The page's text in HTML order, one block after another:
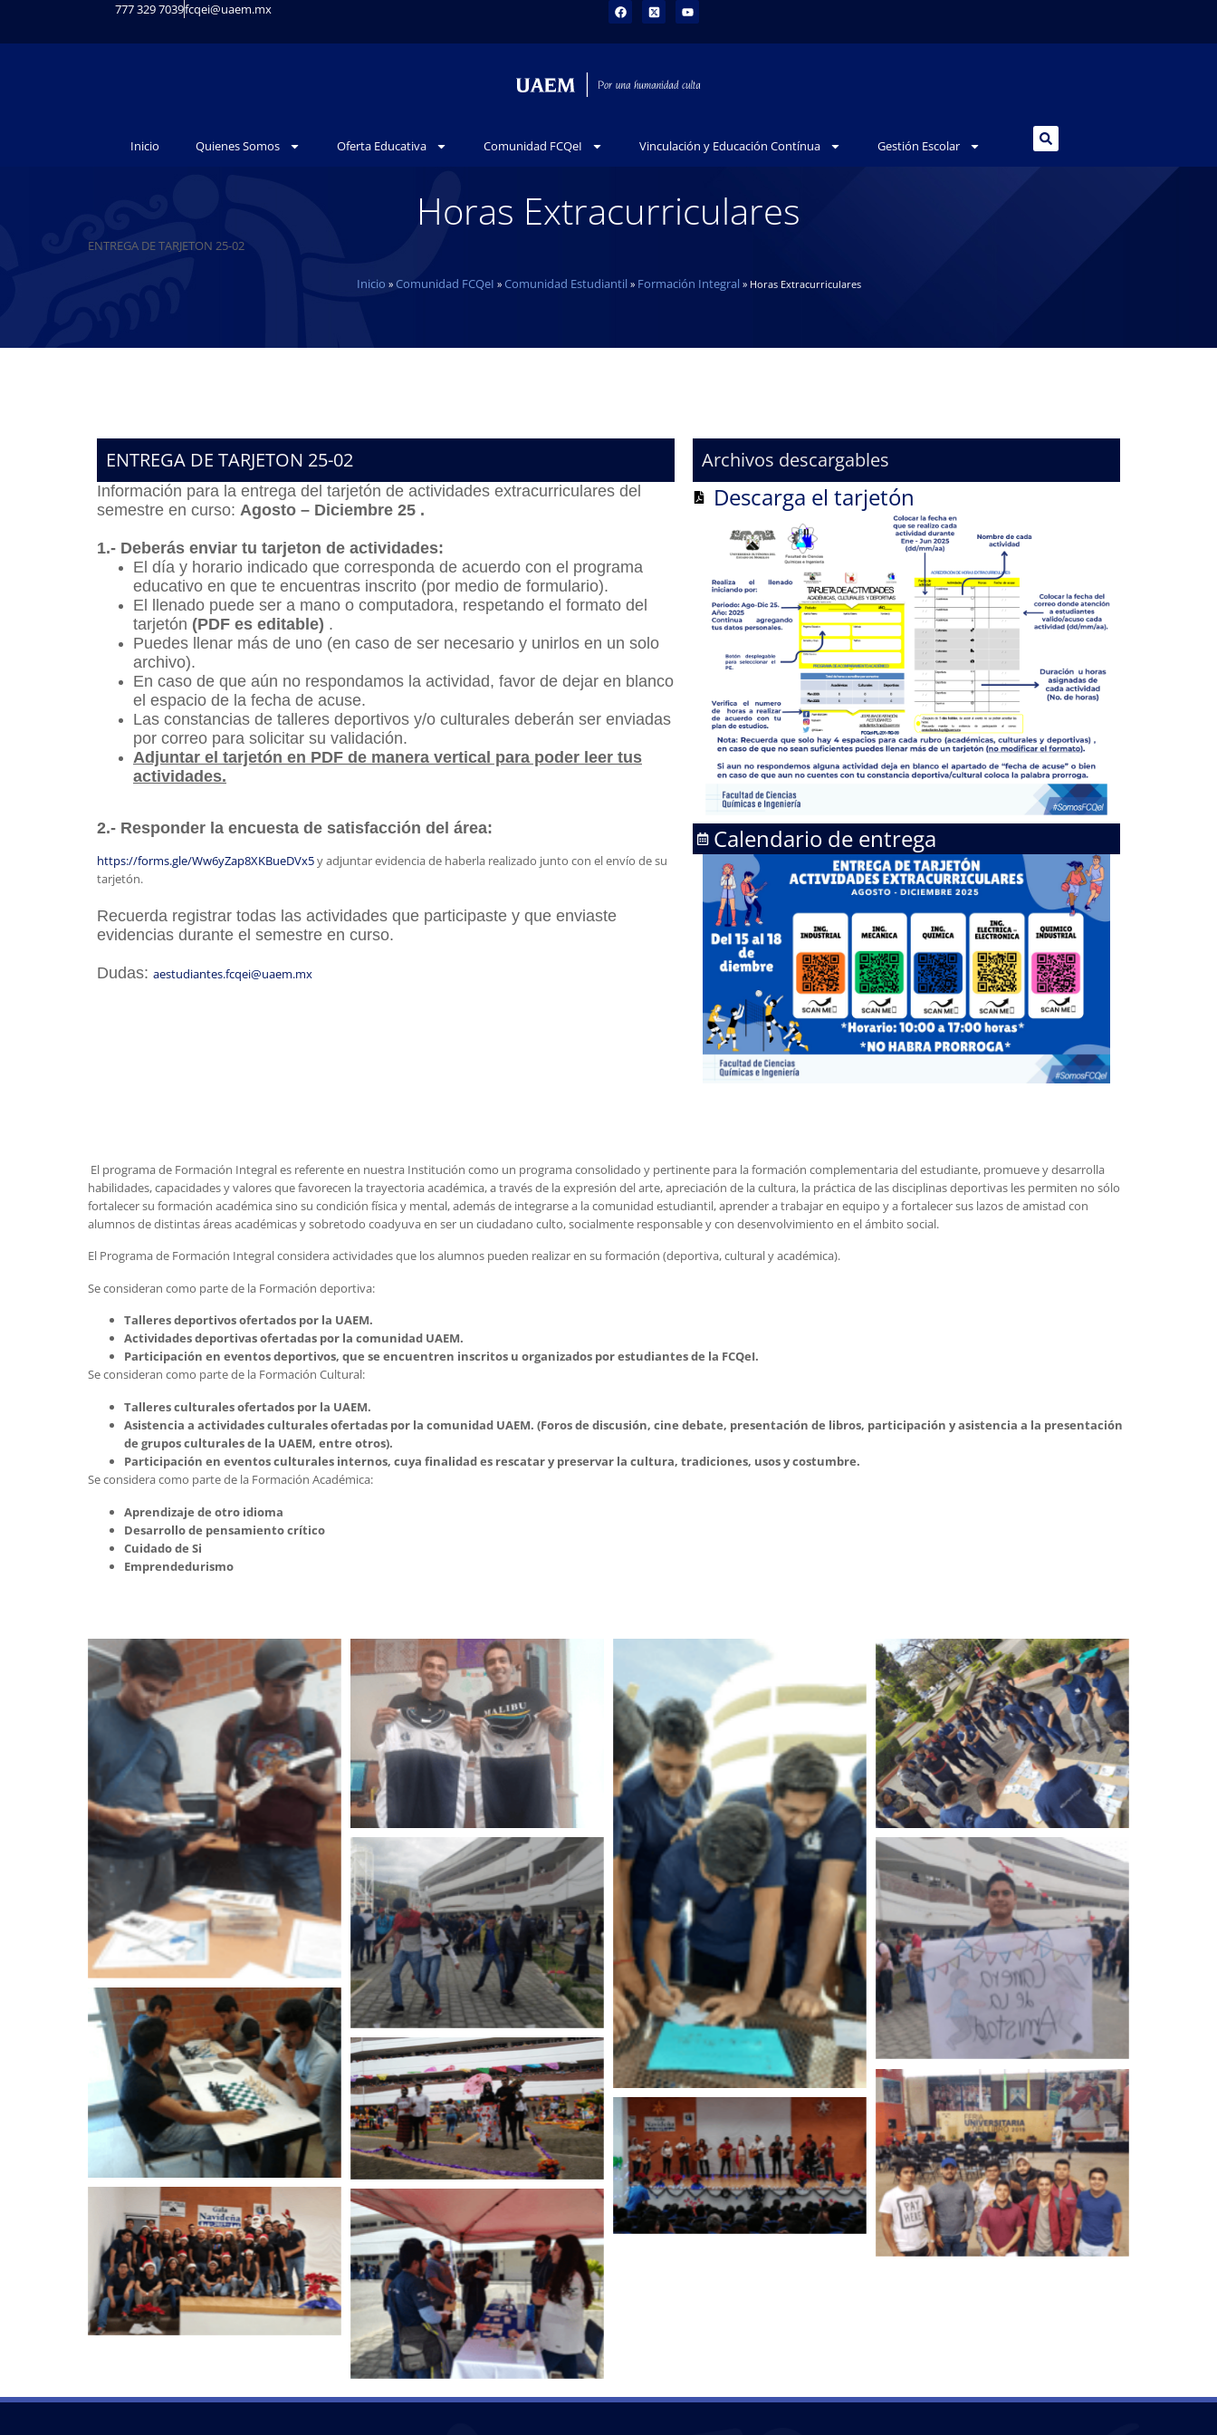
777 329 7039fcqei@uaem.mx
Inicio Quienes Somos Oferta Educativa Comunidad FCQeI Vinculación y Educación Contínua Gestión Escolar
Horas Extracurriculares
ENTREGA DE TARJETON 25-02
Inicio » Comunidad FCQeI » Comunidad Estudiantil» Formación Integral» Horas Extracurriculares
ENTREGA DE TARJETON 25-02
Información para la entrega del tarjetón de actividades extracurriculares del
semestre en curso: Agosto – Diciembre 25 .
1.- Deberás enviar tu tarjeton de actividades:
El día y horario indicado que corresponda de acuerdo con el programa
educativo en que te encuentras inscrito (por medio de formulario).
El llenado puede ser a mano o computadora, respetando el formato del
tarjetón (PDF es editable) .
Puedes llenar más de uno (en caso de ser necesario y unirlos en un solo
archivo).
En caso de que aún no respondamos la actividad, favor de dejar en blanco
el espacio de la fecha de acuse.
Las constancias de talleres deportivos y/o culturales deberán ser enviadas
por correo para solicitar su validación.
Adjuntar el tarjetón en PDF de manera vertical para poder leer tus
actividades.
2.- Responder la encuesta de satisfacción del área:
https://forms.gle/Ww6yZap8XKBueDVx5y adjuntar evidencia de haberla realizado junto con el envío de su
tarjetón.
Recuerda registrar todas las actividades que participaste y que enviaste
evidencias durante el semestre en curso.
Dudas: aestudiantes.fcqei@uaem.mx
Archivos descargables
Descarga el tarjetón
Calendario de entrega
El programa de Formación Integral es referente en nuestra Institución como un programa consolidado y pertinente para la formación complementaria del estudiante, promueve y desarrolla
habilidades, capacidades y valores que favorecen la trayectoria académica, a través de la expresión del arte, apreciación de la cultura, la práctica de las disciplinas deportivas les permiten no sólo
fortalecer su formación académica sino su condición física y mental, además de integrarse a la comunidad estudiantil, aprender a trabajar en equipo y a fortalecer sus lazos de amistad con
alumnos de distintas áreas académicas y sobretodo coadyuva en ser un ciudadano culto, socialmente responsable y con desenvolvimiento en el ámbito social.
El Programa de Formación Integral considera actividades que los alumnos pueden realizar en su formación (deportiva, cultural y académica).
Se consideran como parte de la Formación deportiva:
Talleres deportivos ofertados por la UAEM.
Actividades deportivas ofertadas por la comunidad UAEM.
Participación en eventos deportivos, que se encuentren inscritos u organizados por estudiantes de la FCQeI.
Se consideran como parte de la Formación Cultural:
Talleres culturales ofertados por la UAEM.
Asistencia a actividades culturales ofertadas por la comunidad UAEM. (Foros de discusión, cine debate, presentación de libros, participación y asistencia a la presentación
de grupos culturales de la UAEM, entre otros).
Participación en eventos culturales internos, cuya finalidad es rescatar y preservar la cultura, tradiciones, usos y costumbre.
Se considera como parte de la Formación Académica:
Aprendizaje de otro idioma
Desarrollo de pensamiento crítico
Cuidado de Si
Emprendedurismo